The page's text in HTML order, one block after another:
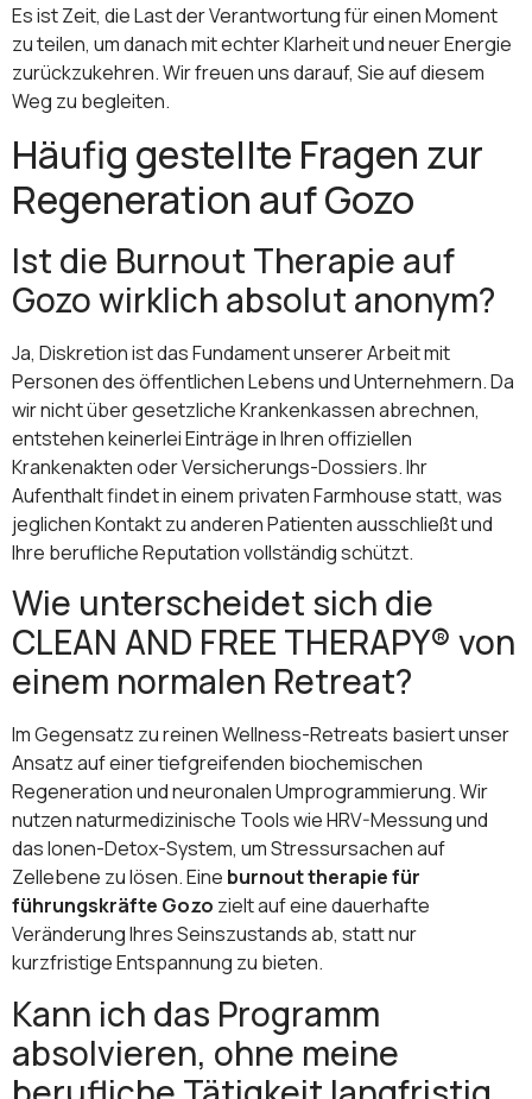
Es ist Zeit, die Last der Verantwortung für einen Moment
zu teilen, um danach mit echter Klarheit und neuer Energie
zurückzukehren. Wir freuen uns darauf, Sie auf diesem
Weg zu begleiten.
Häufig gestellte Fragen zur
Regeneration auf Gozo
Ist die Burnout Therapie auf
Gozo wirklich absolut anonym?
Ja, Diskretion ist das Fundament unserer Arbeit mit
Personen des öffentlichen Lebens und Unternehmern. Da
wir nicht über gesetzliche Krankenkassen abrechnen,
entstehen keinerlei Einträge in Ihren offiziellen
Krankenakten oder Versicherungs-Dossiers. Ihr
Aufenthalt findet in einem privaten Farmhouse statt, was
jeglichen Kontakt zu anderen Patienten ausschließt und
Ihre berufliche Reputation vollständig schützt.
Wie unterscheidet sich die
CLEAN AND FREE THERAPY® von
einem normalen Retreat?
Im Gegensatz zu reinen Wellness-Retreats basiert unser
Ansatz auf einer tiefgreifenden biochemischen
Regeneration und neuronalen Umprogrammierung. Wir
nutzen naturmedizinische Tools wie HRV-Messung und
das Ionen-Detox-System, um Stressursachen auf
Zellebene zu lösen. Eine burnout therapie für
führungskräfte Gozo zielt auf eine dauerhafte
Veränderung Ihres Seinszustands ab, statt nur
kurzfristige Entspannung zu bieten.
Kann ich das Programm
absolvieren, ohne meine